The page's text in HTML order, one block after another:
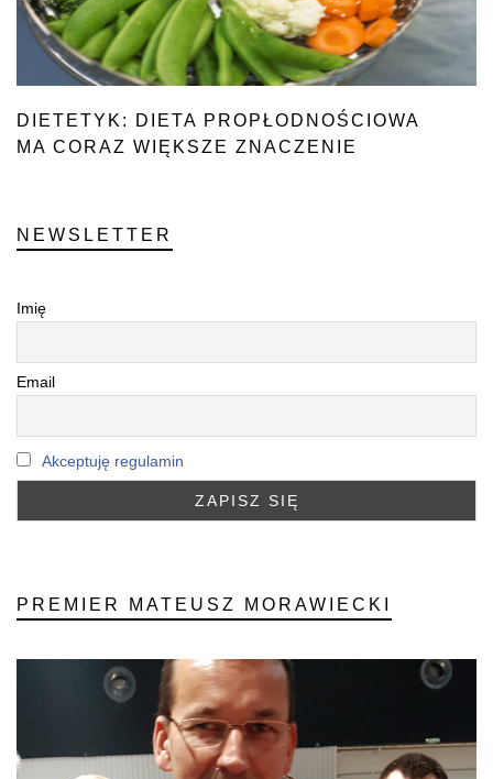
DIETETYK: DIETA PROPŁODNOŚCIOWA
MA CORAZ WIĘKSZE ZNACZENIE
NEWSLETTER
Imię
Email
Akceptuję regulamin
PREMIER MATEUSZ MORAWIECKI